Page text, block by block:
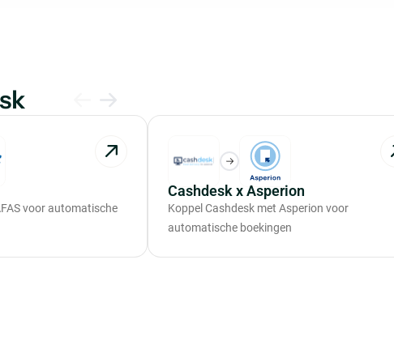
voor automatische
Cashdesk x Asperion
Koppel Cashdesk met Asperion voor
automatische boekingen